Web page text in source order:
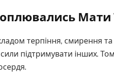
Мати
терпіння, смирення
підтримувати інших.